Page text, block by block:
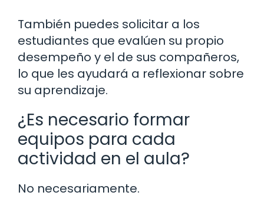
También puedes solicitar a los
estudiantes que evalúen su propio
desempeño y el de sus compañeros,
lo que les ayudará a reflexionar sobre
su aprendizaje.
¿Es necesario formar
equipos para cada
actividad en el aula?
No necesariamente.